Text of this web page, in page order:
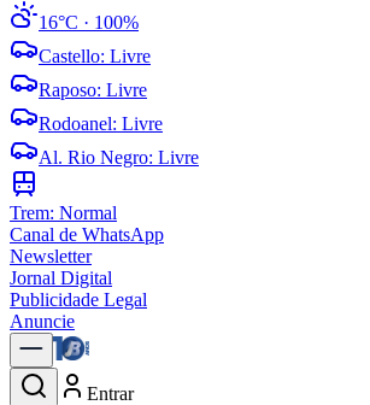
16°C · 100%
Castello: Livre
Raposo: Livre
Rodoanel: Livre
Al. Rio Negro: Livre
Trem: Normal
Canal de WhatsApp
Newsletter
Jornal Digital
Publicidade Legal
Anuncie
Entrar